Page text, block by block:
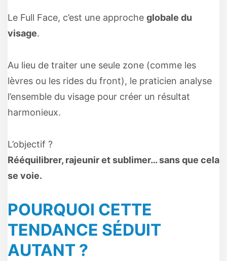
Le Full Face, c’est une approche globale du
visage.
Au lieu de traiter une seule zone (comme les
lèvres ou les rides du front), le praticien analyse
l’ensemble du visage pour créer un résultat
harmonieux.
L’objectif ?
Rééquilibrer, rajeunir et sublimer… sans que cela
se voie.
POURQUOI CETTE
TENDANCE SÉDUIT
AUTANT ?